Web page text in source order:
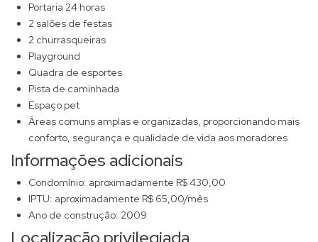
Portaria 24 horas
2 salões de festas
2 churrasqueiras
Playground
Quadra de esportes
Pista de caminhada
Espaço pet
Áreas comuns amplas e organizadas, proporcionando mais
conforto, segurança e qualidade de vida aos moradores
Informações adicionais
Condomínio: aproximadamente R$ 430,00
IPTU: aproximadamente R$ 65,00/mês
Ano de construção: 2009